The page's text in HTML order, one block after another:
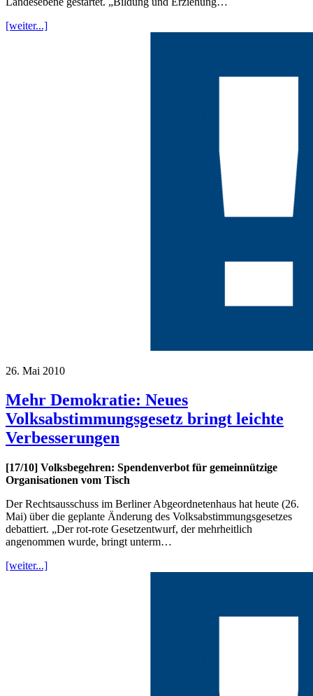
[weiter...]
26. Mai 2010
Mehr Demokratie: Neues
Volksabstimmungsgesetz bringt leichte
Verbesserungen
[17/10] Volksbegehren: Spendenverbot für gemeinnützige
Organisationen vom Tisch
Der Rechtsausschuss im Berliner Abgeordnetenhaus hat heute (26.
Mai) über die geplante Änderung des Volksabstimmungsgesetzes
debattiert. „Der rot-rote Gesetzentwurf, der mehrheitlich
angenommen wurde, bringt unterm…
[weiter...]